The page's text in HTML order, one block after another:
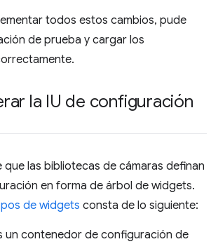
todos estos cambios, pude
de prueba y cargar los
la IU de configuración
las bibliotecas de cámaras definan
en forma de árbol de widgets.
de widgets consta de lo siguiente:
un contenedor de configuración de